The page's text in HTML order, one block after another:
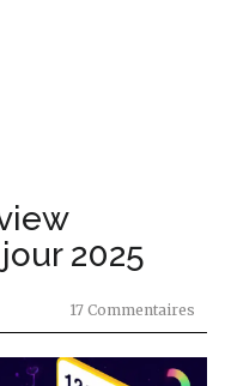
2025
17 Commentaires